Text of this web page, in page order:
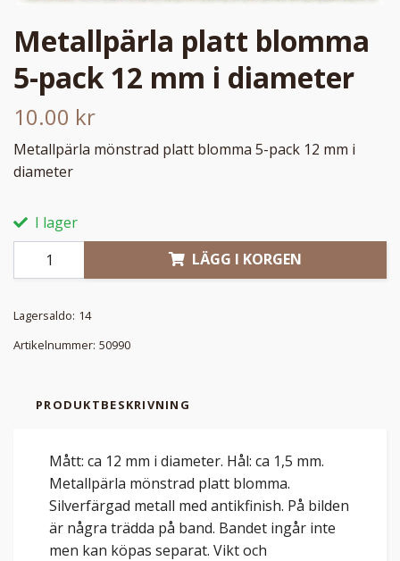
Metallpärla platt blomma
5-pack 12 mm i diameter
10.00 kr
Metallpärla mönstrad platt blomma 5-pack 12 mm i
diameter
I lager
LÄGG I KORGEN
Lagersaldo: 14
Artikelnummer: 50990
PRODUKTBESKRIVNING
Mått: ca 12 mm i diameter. Hål: ca 1,5 mm.
Metallpärla mönstrad platt blomma.
Silverfärgad metall med antikfinish. På bilden
är några trädda på band. Bandet ingår inte
men kan köpas separat. Vikt och